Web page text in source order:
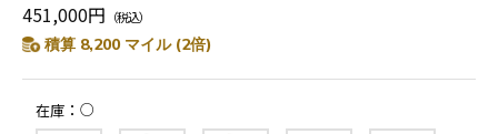
451,000円 （税込）
積算 8,200 マイル (2倍)
在庫 ○